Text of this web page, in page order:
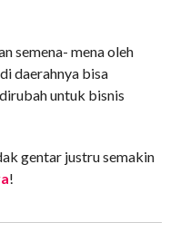
semena- mena oleh
daerahnya bisa
untuk bisnis
gentar justru semakin
!